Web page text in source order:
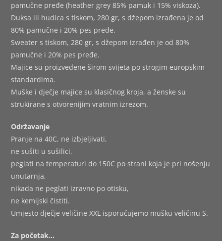
pamučne pređe (heather grey 85% pamuk i 15% viskoza).
Duksa ili hudica s tiskom, 280 gr, s džepom izrađena je od
80% pamučne i 20% pes pređe.
Sweater s tiskom, 280 gr, s džepom izrađen je od 80%
pamučne i 20% pes pređe.
Majice su proizvedene širom svijeta po strogim europskim
standardima.
Muške i dječje majice su klasičnog kroja, a ženske su
strukirane s otvorenijim vratnim izrezom.
Održavanje
Pranje na 40C, ne izbjeljivati,
ne sušiti u sušilici,
peglati na temperaturi do 150C po strani koja je pri nošenju
unutarnja,
nikada ne peglati izravno po otisku,
ne kemijski čistiti.
Umjesto dječje veličine XXL isporučujemo mušku veličinu S.
Za početak…